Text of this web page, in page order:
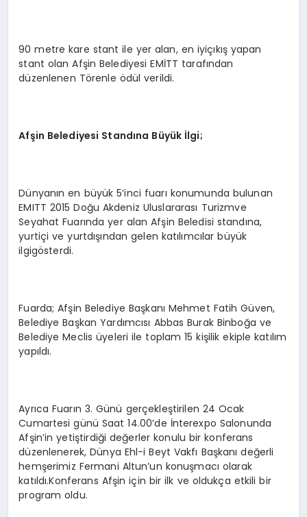
90 metre kare stant ile yer alan, en iyiçıkış yapan
stant olan Afşin Belediyesi EMİTT tarafından
düzenlenen Törenle ödül verildi.
Afşin Belediyesi Standına Büyük İlgi;
Dünyanın en büyük 5’inci fuarı konumunda bulunan
EMITT 2015 Doğu Akdeniz Uluslararası Turizmve
Seyahat Fuarında yer alan Afşin Beledisi standına,
yurtiçi ve yurtdışından gelen katılımcılar büyük
ilgigösterdi.
Fuarda; Afşin Belediye Başkanı Mehmet Fatih Güven,
Belediye Başkan Yardımcısı Abbas Burak Binboğa ve
Belediye Meclis üyeleri ile toplam 15 kişilik ekiple katılım
yapıldı.
Ayrıca Fuarın 3. Günü gerçekleştirilen 24 Ocak
Cumartesi günü Saat 14.00’de İnterexpo Salonunda
Afşin’in yetiştirdiği değerler konulu bir konferans
düzenlenerek, Dünya Ehl-i Beyt Vakfı Başkanı değerli
hemşerimiz Fermani Altun’un konuşmacı olarak
katıldı.Konferans Afşin için bir ilk ve oldukça etkili bir
program oldu.